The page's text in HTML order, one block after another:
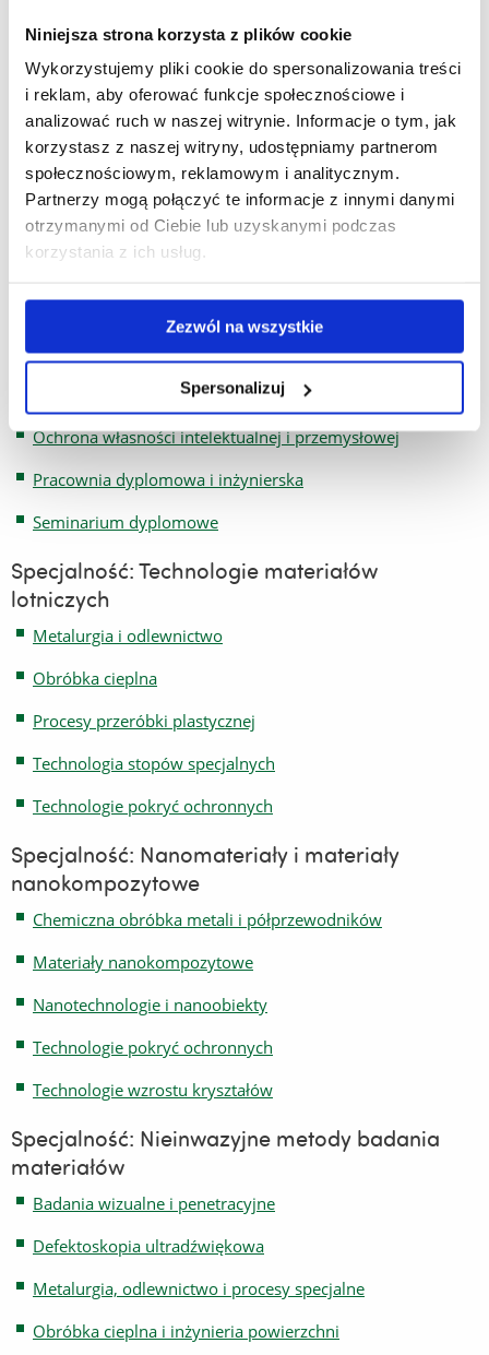
Niniejsza strona korzysta z plików cookie
Wykorzystujemy pliki cookie do spersonalizowania treści
i reklam, aby oferować funkcje społecznościowe i
analizować ruch w naszej witrynie. Informacje o tym, jak
korzystasz z naszej witryny, udostępniamy partnerom
społecznościowym, reklamowym i analitycznym.
Partnerzy mogą połączyć te informacje z innymi danymi
otrzymanymi od Ciebie lub uzyskanymi podczas
korzystania z ich usług.
Zezwól na wszystkie
Spersonalizuj
Praktyka zawodowa
Procesy specjalne w przemyśle
Seminarium dyplomowe
Technologie mikroprocesorowe
Termodynamika techniczna
Rok IV (Rok akademicki 2027/2028)
Badania nieniszczące
Ergonomia i bezpieczeństwo pracy
Ochrona własności intelektualnej i przemysłowej
Pracownia dyplomowa i inżynierska
Seminarium dyplomowe
Specjalność: Technologie materiałów
lotniczych
Metalurgia i odlewnictwo
Obróbka cieplna
Procesy przeróbki plastycznej
Technologia stopów specjalnych
Technologie pokryć ochronnych
Specjalność: Nanomateriały i materiały
nanokompozytowe
Chemiczna obróbka metali i półprzewodników
Materiały nanokompozytowe
Nanotechnologie i nanoobiekty
Technologie pokryć ochronnych
Technologie wzrostu kryształów
Specjalność: Nieinwazyjne metody badania
materiałów
Badania wizualne i penetracyjne
Defektoskopia ultradźwiękowa
Metalurgia, odlewnictwo i procesy specjalne
Obróbka cieplna i inżynieria powierzchni